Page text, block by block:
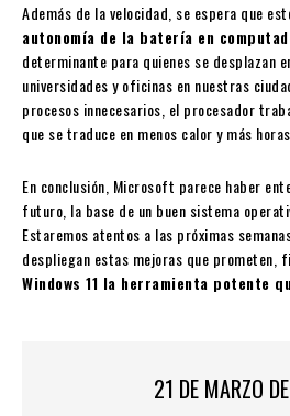
Además de la velocidad, se espera que
autonomía de la batería en
determinante para quienes se desplazan
universidades y oficinas en nuestras
procesos innecesarios, el procesador
que se traduce en menos calor y más
En conclusión, Microsoft parece haber
futuro, la base de un buen sistema
Estaremos atentos a las próximas
despliegan estas mejoras que prometen,
Windows 11 la herramienta potente
21 DE MARZO